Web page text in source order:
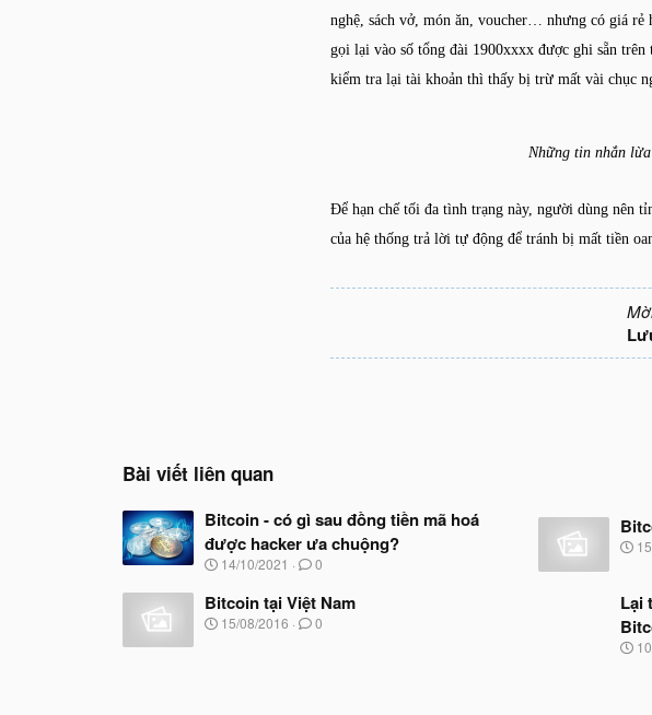
nghệ, sách vở, món ăn, voucher… nhưng có giá
gọi lại vào số tổng đài 1900xxxx được ghi sẵn
kiểm tra lại tài khoản thì thấy bị trừ mất vài chục
Những tin nhắn
Để hạn chế tối đa tình trạng này, người dùng nên
của hệ thống trả lời tự động để tránh bị mất tiền
Bài viết liên quan
Bitcoin - có gì sau đồng tiền mã hoá
được hacker ưa chuộng?
N
à
y
b
14/10/2021 0
N
y
b
ắ
t
Bitcoin tại Việt Nam
N
15/08/2016 0
Lại
N